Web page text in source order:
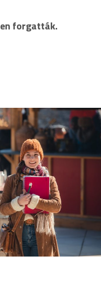
forgatták.